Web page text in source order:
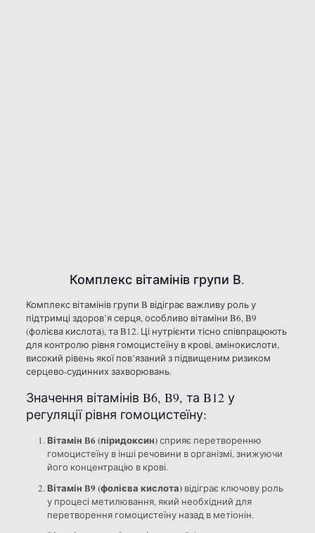
Комплекс вітамінів групи В.
Комплекс вітамінів групи B відіграє важливу роль у
підтримці здоров’я серця, особливо вітаміни B6, B9
(фолієва кислота), та B12. Ці нутрієнти тісно співпрацюють
для контролю рівня гомоцистеїну в крові, амінокислоти,
високий рівень якої пов’язаний з підвищеним ризиком
серцево-судинних захворювань.
Значення вітамінів B6, B9, та B12 у
регуляції рівня гомоцистеїну:
Вітамін B6 (піридоксин)сприяє перетворенню
гомоцистеїну в інші речовини в організмі, знижуючи
його концентрацію в крові.
Вітамін B9 (фолієва кислота)відіграє ключову роль
у процесі метилювання, який необхідний для
перетворення гомоцистеїну назад в метіонін.